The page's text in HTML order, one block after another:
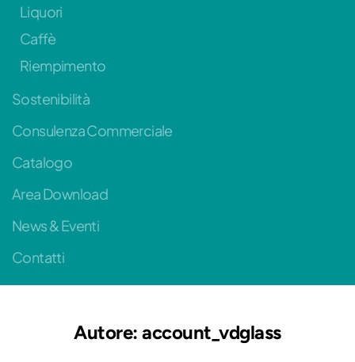
Liquori
Caffè
Riempimento
Sostenibilità
Consulenza Commerciale
Catalogo
Area Download
News & Eventi
Contatti
Autore:account_vdglass